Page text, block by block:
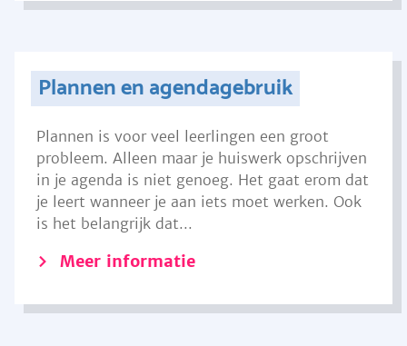
Plannen en agendagebruik
Plannen is voor veel leerlingen een groot
probleem. Alleen maar je huiswerk opschrijven
in je agenda is niet genoeg. Het gaat erom dat
je leert wanneer je aan iets moet werken. Ook
is het belangrijk dat...
Meer informatie